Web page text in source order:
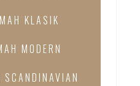
KLASIK
MODERN